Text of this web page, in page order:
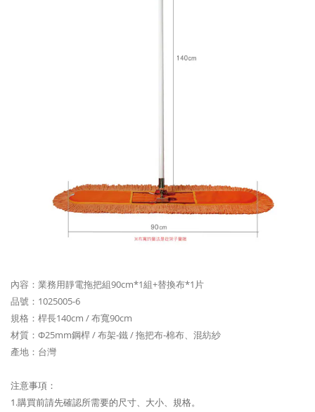
內容：業務用靜電拖把組90cm*1組+替換布*1片
品號：1025005-6
規格：桿長140cm / 布寬90cm
材質：Φ25mm鋼桿 / 布架-鐵 / 拖把布-棉布、混紡紗
產地：台灣
注意事項：
1.購買前請先確認所需要的尺寸、大小、規格。